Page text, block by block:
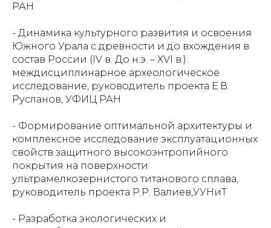
РАН
- Динамика культурного развития и освоения
Южного Урала с древности и до вхождения в
состав России (IV в. До н.э. – XVI в.):
междисциплинарное археологическое
исследование, руководитель проекта Е.В.
Русланов, УФИЦ РАН
- Формирование оптимальной архитектуры и
комплексное исследование эксплуатационных
свойств защитного высокоэнтропийного
покрытия на поверхности
ультрамелкозернистого титанового сплава,
руководитель проекта Р.Р. Валиев,УУНиТ
- Разработка экологических и